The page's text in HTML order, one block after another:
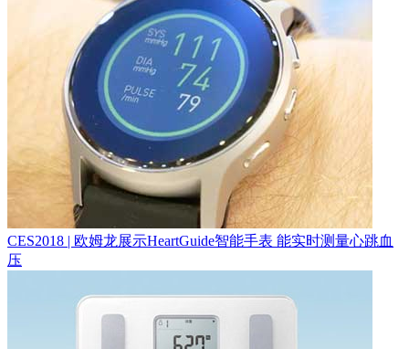
CES2018 | 欧姆龙展示HeartGuide智能手表 能实时测量心跳血
压